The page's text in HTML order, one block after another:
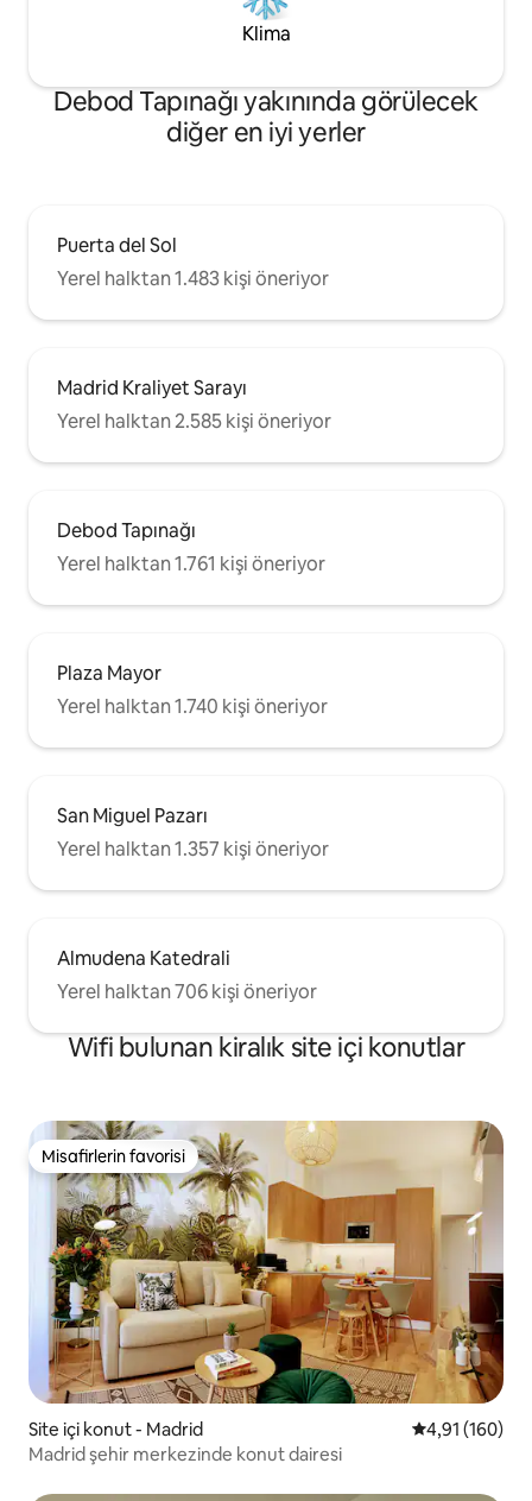
Klima
Debod Tapınağı yakınında görülecek
diğer en iyi yerler
Puerta del Sol
Yerel halktan 1.483 kişi öneriyor
Madrid Kraliyet Sarayı
Yerel halktan 2.585 kişi öneriyor
Debod Tapınağı
Yerel halktan 1.761 kişi öneriyor
Plaza Mayor
Yerel halktan 1.740 kişi öneriyor
San Miguel Pazarı
Yerel halktan 1.357 kişi öneriyor
Almudena Katedrali
Yerel halktan 706 kişi öneriyor
Wifi bulunan kiralık site içi konutlar
Misafirlerin favorisi
Misafirlerin favorisi
Site içi konut - Madrid 5 üzerinden
4,91 (160)
Madrid şehir merkezinde konut dairesi